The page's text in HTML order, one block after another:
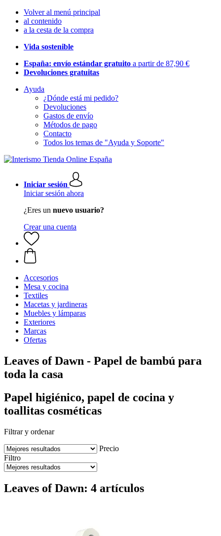
Volver al menú principal
al contenido
a la cesta de la compra
Vida sostenible
España: envío estándar gratuito a partir de 87,90 €
Devoluciones gratuitas
Ayuda
¿Dónde está mi pedido?
Devoluciones
Gastos de envío
Métodos de pago
Contacto
Todos los temas de "Ayuda y Soporte"
Iniciar sesión
Iniciar sesión ahora
¿Eres un nuevo usuario?
Crear una cuenta
Accesorios
Mesa y cocina
Textiles
Macetas y jardineras
Muebles y lámparas
Exteriores
Marcas
Ofertas
Leaves of Dawn - Papel de bambú para
toda la casa
Papel higiénico, papel de cocina y
toallitas cosméticas
Filtrar y ordenar
Precio
Filtro
Leaves of Dawn: 4 artículos